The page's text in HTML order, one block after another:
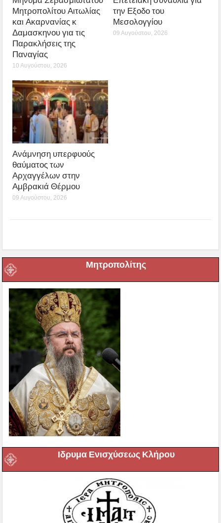
Μητροπολίτου Αιτωλίας
και Ακαρνανίας κ
Δαμασκηνου για τις
Παρακλήσεις της
Παναγίας
10 Αυγούστου, 2026
την Εξοδο του
Μεσολογγίου
09 Αυγούστου, 2026
Ανάμνηση υπερφυούς
θαύματος των
Αρχαγγέλων στην
Αμβρακιά Θέρμου
09 Αυγούστου, 2026
Μητροπολίτης
Ιδρυμα Ενισχύσεως Κλήρου